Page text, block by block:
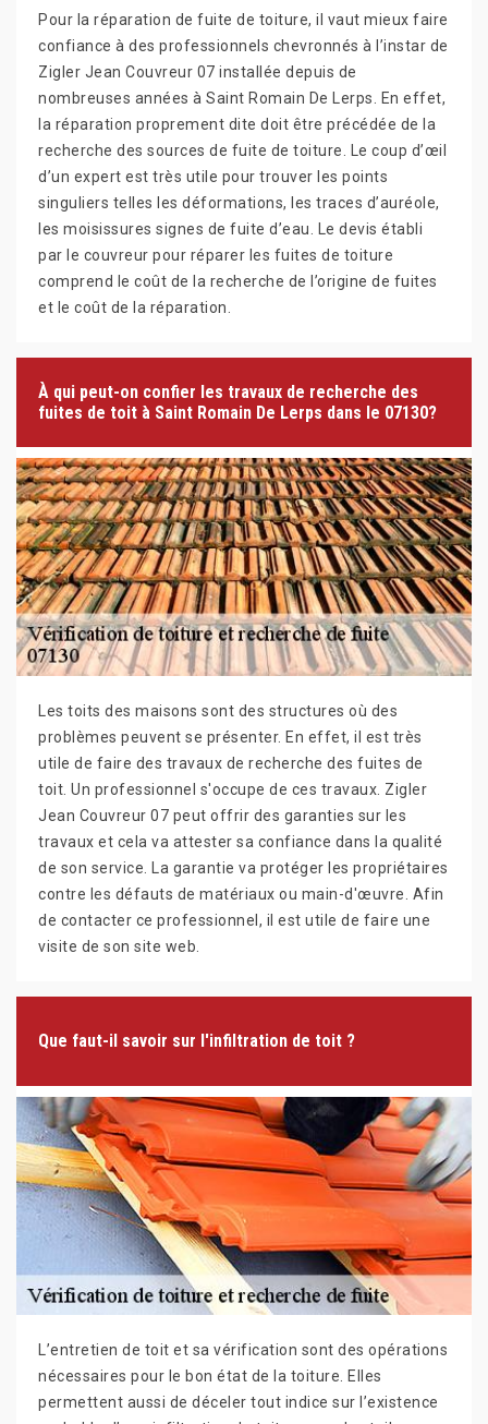
Pour la réparation de fuite de toiture, il vaut mieux faire
confiance à des professionnels chevronnés à l’instar de
Zigler Jean Couvreur 07 installée depuis de
nombreuses années à Saint Romain De Lerps. En effet,
la réparation proprement dite doit être précédée de la
recherche des sources de fuite de toiture. Le coup d’œil
d’un expert est très utile pour trouver les points
singuliers telles les déformations, les traces d’auréole,
les moisissures signes de fuite d’eau. Le devis établi
par le couvreur pour réparer les fuites de toiture
comprend le coût de la recherche de l’origine de fuites
et le coût de la réparation.
À qui peut-on confier les travaux de recherche des
fuites de toit à Saint Romain De Lerps dans le 07130?
Les toits des maisons sont des structures où des
problèmes peuvent se présenter. En effet, il est très
utile de faire des travaux de recherche des fuites de
toit. Un professionnel s'occupe de ces travaux. Zigler
Jean Couvreur 07 peut offrir des garanties sur les
travaux et cela va attester sa confiance dans la qualité
de son service. La garantie va protéger les propriétaires
contre les défauts de matériaux ou main-d'œuvre. Afin
de contacter ce professionnel, il est utile de faire une
visite de son site web.
Que faut-il savoir sur l'infiltration de toit ?
L’entretien de toit et sa vérification sont des opérations
nécessaires pour le bon état de la toiture. Elles
permettent aussi de déceler tout indice sur l’existence